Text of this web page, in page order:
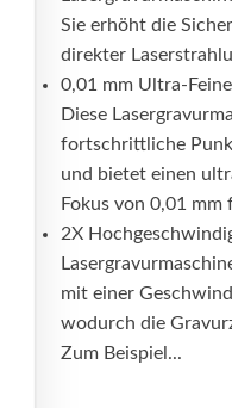
Sie erhöht die
direkter
0,01 mm Ultra-
Diese
fortschrittliche
und bietet einen
Fokus von 0,01 mm
2X
mit einer
wodurch die
Zum Beispiel...